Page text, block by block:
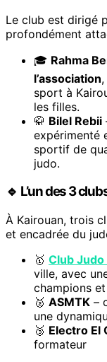
Le club est dirigé
profondément
🎓 Rahma
l’association
sport à
les filles.
🥋 Bilel Rebii
expérimenté
sportif de
judo.
🔹 L’un des 3
À Kairouan, trois
et encadrée du
🥇 Club Judo
ville, avec
champions
🥈 ASMTK –
une
🥉 Electro El
formateur